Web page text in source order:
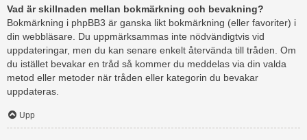
Vad är skillnaden mellan bokmärkning och bevakning?
Bokmärkning i phpBB3 är ganska likt bokmärkning (eller favoriter) i
din webbläsare. Du uppmärksammas inte nödvändigtvis vid
uppdateringar, men du kan senare enkelt återvända till tråden. Om
du istället bevakar en tråd så kommer du meddelas via din valda
metod eller metoder när tråden eller kategorin du bevakar
uppdateras.
Upp